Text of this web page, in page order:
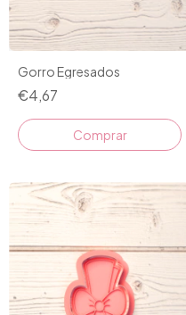
Gorro Egresados
€4,67
Comprar